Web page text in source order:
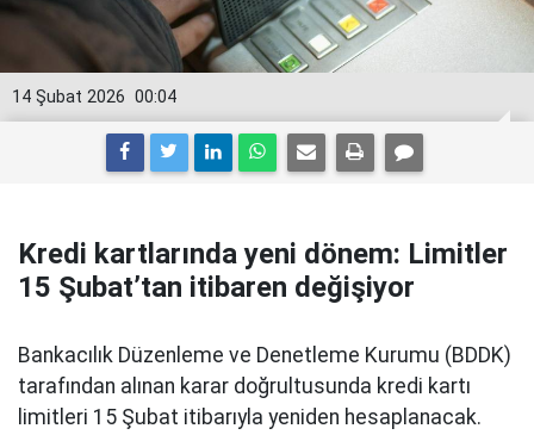
00:04
14 Şubat 2026
Kredi kartlarında yeni dönem: Limitler
15 Şubat’tan itibaren değişiyor
Bankacılık Düzenleme ve Denetleme Kurumu (BDDK)
tarafından alınan karar doğrultusunda kredi kartı
limitleri 15 Şubat itibarıyla yeniden hesaplanacak.